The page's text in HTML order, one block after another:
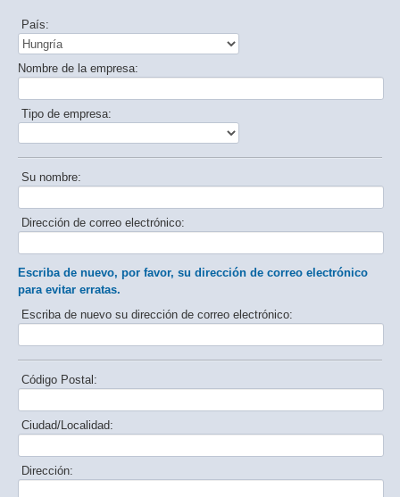
País:
Nombre de la empresa:
Tipo de empresa:
Su nombre:
Dirección de correo electrónico:
Escriba de nuevo, por favor, su dirección de correo electrónico
para evitar erratas.
Escriba de nuevo su dirección de correo electrónico:
Código Postal:
Ciudad/Localidad:
Dirección: